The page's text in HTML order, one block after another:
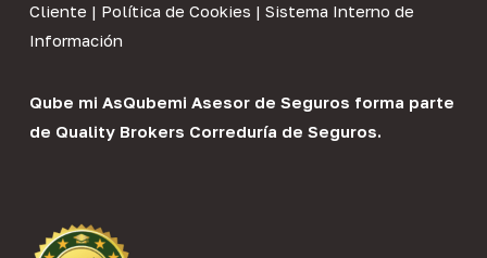
Cliente | Política de Cookies | Sistema Interno de
Información
Qube mi AsQubemi Asesor de Seguros forma parte
de Quality Brokers Correduría de Seguros.